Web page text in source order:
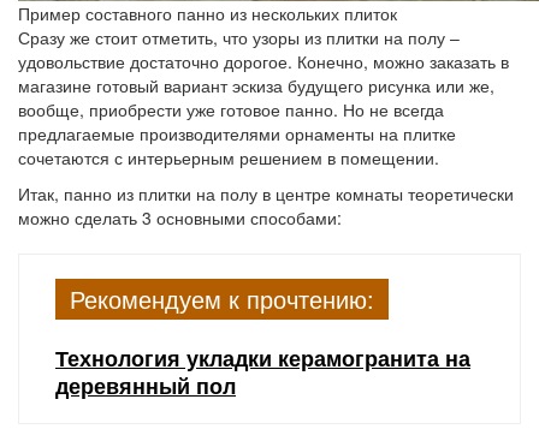
Пример составного панно из нескольких плиток
Сразу же стоит отметить, что узоры из плитки на полу –
удовольствие достаточно дорогое. Конечно, можно заказать в
магазине готовый вариант эскиза будущего рисунка или же,
вообще, приобрести уже готовое панно. Но не всегда
предлагаемые производителями орнаменты на плитке
сочетаются с интерьерным решением в помещении.
Итак, панно из плитки на полу в центре комнаты теоретически
можно сделать 3 основными способами:
Рекомендуем к прочтению:
Технология укладки керамогранита на
деревянный пол